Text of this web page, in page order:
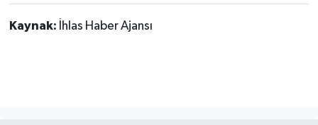
Kaynak: İhlas Haber Ajansı